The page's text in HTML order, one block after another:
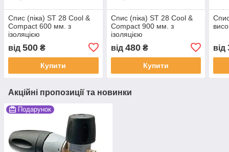
Спис (піка) ST 28 Cool &
Compact 600 мм. з
ізоляцією
від 500 ₴
Купити
Спис (піка) ST 28 Cool &
Compact 900 мм. з
ізоляцією
від 480₴
Купити
від
Акційні пропозиції та новинки
Подарунок